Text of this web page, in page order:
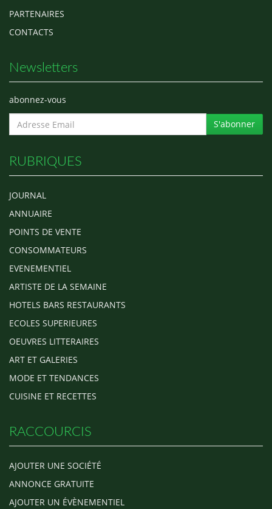
PARTENAIRES
CONTACTS
Newsletters
abonnez-vous
S'abonner
RUBRIQUES
JOURNAL
ANNUAIRE
POINTS DE VENTE
CONSOMMATEURS
EVENEMENTIEL
ARTISTE DE LA SEMAINE
HOTELS BARS RESTAURANTS
ECOLES SUPERIEURES
OEUVRES LITTERAIRES
ART ET GALERIES
MODE ET TENDANCES
CUISINE ET RECETTES
RACCOURCIS
AJOUTER UNE SOCIÉTÉ
ANNONCE GRATUITE
AJOUTER UN ÉVÈNEMENTIEL